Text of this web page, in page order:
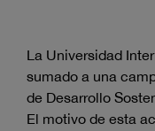
La Universidad
sumado a una
de Desarrollo
El motivo de esta